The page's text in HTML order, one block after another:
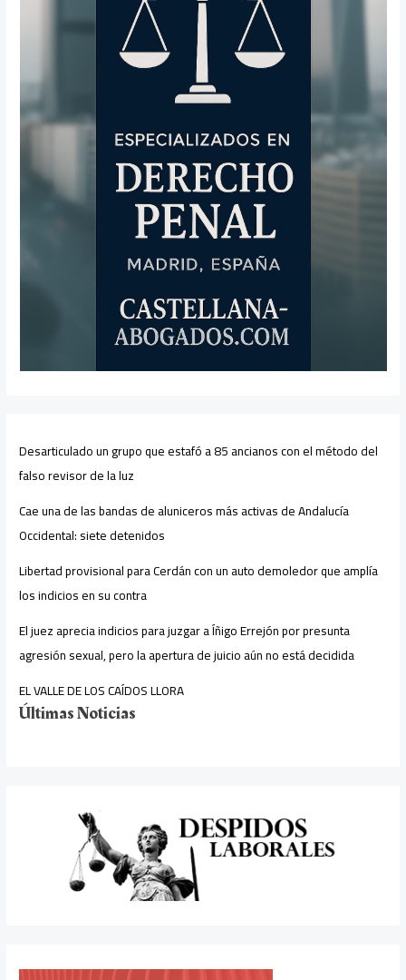
Desarticulado un grupo que estafó a 85 ancianos con el método del
falso revisor de la luz
Cae una de las bandas de aluniceros más activas de Andalucía
Occidental: siete detenidos
Libertad provisional para Cerdán con un auto demoledor que amplía
los indicios en su contra
El juez aprecia indicios para juzgar a Íñigo Errejón por presunta
agresión sexual, pero la apertura de juicio aún no está decidida
EL VALLE DE LOS CAÍDOS LLORA
Últimas Noticias